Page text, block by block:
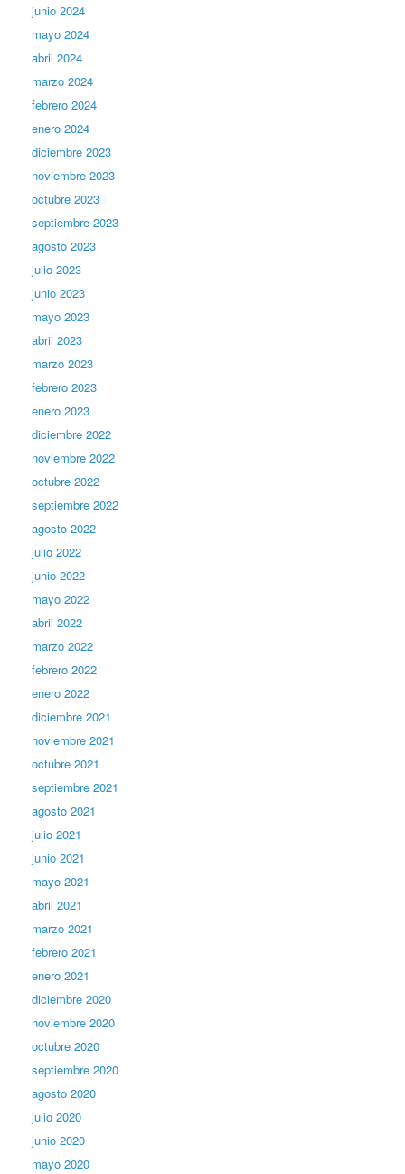
junio 2024
mayo 2024
abril 2024
marzo 2024
febrero 2024
enero 2024
diciembre 2023
noviembre 2023
octubre 2023
septiembre 2023
agosto 2023
julio 2023
junio 2023
mayo 2023
abril 2023
marzo 2023
febrero 2023
enero 2023
diciembre 2022
noviembre 2022
octubre 2022
septiembre 2022
agosto 2022
julio 2022
junio 2022
mayo 2022
abril 2022
marzo 2022
febrero 2022
enero 2022
diciembre 2021
noviembre 2021
octubre 2021
septiembre 2021
agosto 2021
julio 2021
junio 2021
mayo 2021
abril 2021
marzo 2021
febrero 2021
enero 2021
diciembre 2020
noviembre 2020
octubre 2020
septiembre 2020
agosto 2020
julio 2020
junio 2020
mayo 2020